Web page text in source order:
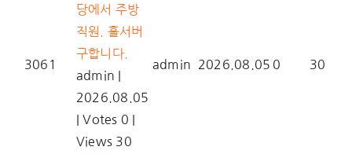
3061
당에서 주방
직원. 홀서버
구합니다.
admin
2026.08.05
Votes 0
Views 30
admin 2026.08.05 0 30